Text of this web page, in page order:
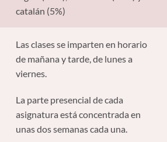
catalán (5%)
Las clases se imparten en horario
de mañana y tarde, de lunes a
viernes.
La parte presencial de cada
asignatura está concentrada en
unas dos semanas cada una.